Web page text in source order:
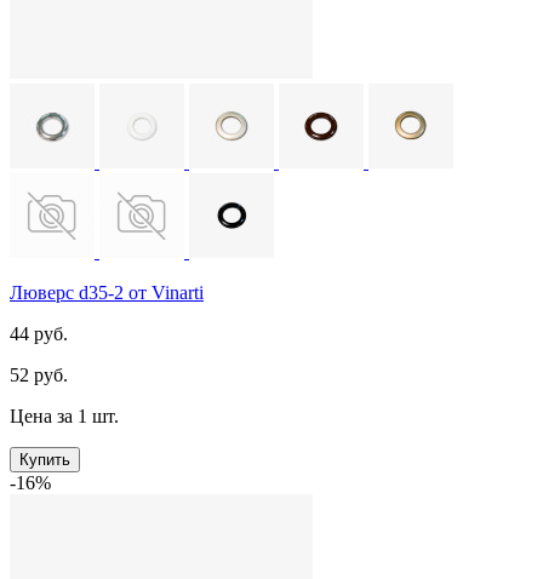
Люверс d35-2 от Vinarti
44 руб.
52 руб.
Цена за 1 шт.
Купить
-16%